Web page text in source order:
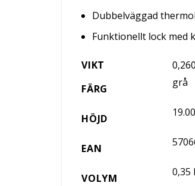
Dubbelväggad
Funktionellt lock med
VIKT
FÄRG
grå
HÖJD 19.00
EAN
VOLYM 0,35